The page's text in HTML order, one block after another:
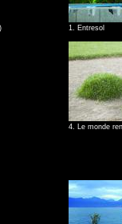
1. Entresol
4. Le monde